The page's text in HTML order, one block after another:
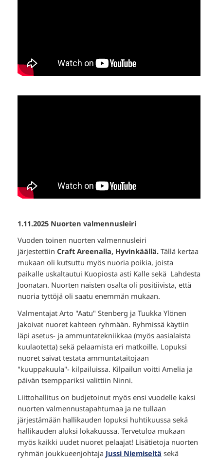
1.11.2025 Nuorten valmennusleiri
Vuoden toinen nuorten valmennusleiri
järjestettiin Craft Areenalla, Hyvinkäällä.Tällä kertaa
mukaan oli kutsuttu myös nuoria poikia, joista
paikalle uskaltautui Kuopiosta asti Kalle sekä Lahdesta
Joonatan. Nuorten naisten osalta oli positiivista, että
nuoria tyttöjä oli saatu enemmän mukaan.
Valmentajat Arto "Aatu" Stenberg ja Tuukka Ylönen
jakoivat nuoret kahteen ryhmään. Ryhmissä käytiin
läpi asetus- ja ammuntatekniikkaa (myös aasialaista
kuulaotetta) sekä pelaamista eri matkoille. Lopuksi
nuoret saivat testata ammuntataitojaan
"kuuppakuula"- kilpailuissa. Kilpailun voitti Amelia ja
päivän tsemppariksi valittiin Ninni.
Liittohallitus on budjetoinut myös ensi vuodelle kaksi
nuorten valmennustapahtumaa ja ne tullaan
järjestämään hallikauden lopuksi huhtikuussa sekä
hallikauden aluksi lokakuussa. Tervetuloa mukaan
myös kaikki uudet nuoret pelaajat! Lisätietoja nuorten
ryhmän joukkueenjohtaja Jussi Niemiseltä sekä